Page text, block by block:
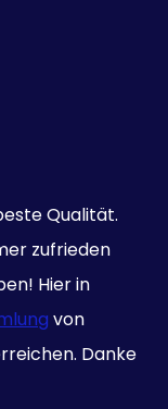
Qualität.
zufrieden
Hier in
von
Danke